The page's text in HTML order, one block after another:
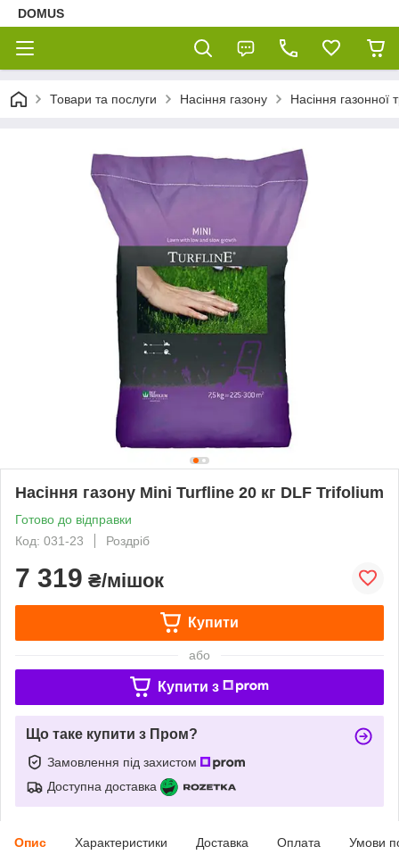
DOMUS
Товари та послуги Насіння газону Насіння
Насіння газону Mini Turfline 20 кг DLF Trifolium
Готово до відправки
Код: 031-23
Роздріб
7 319 ₴/мішок
Купити
або
Купити з
Що таке купити з Пром?
Замовлення під захистом
Доступна доставка
Опис Характеристики Доставка Оплата Умови